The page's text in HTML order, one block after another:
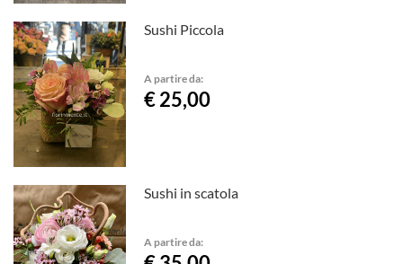
Sushi Piccola
A partire da:
€ 25,00
Sushi in scatola
A partire da: